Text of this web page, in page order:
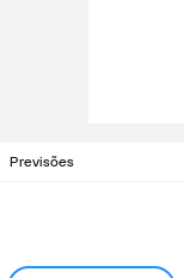
Previsões